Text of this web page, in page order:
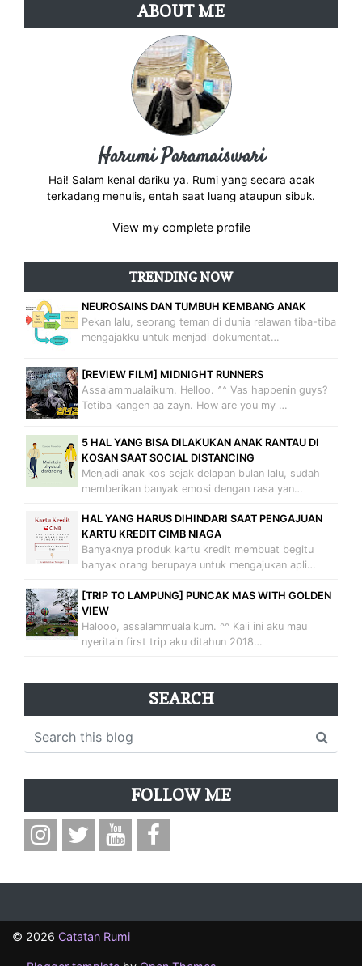
ABOUT ME
Harumi Paramaiswari
Hai! Salam kenal dariku ya. Rumi yang secara acak
terkadang menulis, entah saat luang ataupun sibuk.
View my complete profile
TRENDING NOW
NEUROSAINS DAN TUMBUH KEMBANG ANAK
Pekan lalu, seorang teman di dunia relawan tiba-tiba
mengajakku untuk menjadi dokumentat…
[REVIEW FILM] MIDNIGHT RUNNERS
Assalammualaikum. Helloo. ^^ Vas happenin guys?
Tetiba kangen aa zayn. How are you my …
5 HAL YANG BISA DILAKUKAN ANAK RANTAU DI
KOSAN SAAT SOCIAL DISTANCING
Menjadi anak kos sejak delapan bulan lalu, sudah
memberikan banyak emosi dengan rasa yan…
HAL YANG HARUS DIHINDARI SAAT PENGAJUAN
KARTU KREDIT CIMB NIAGA
Banyaknya produk kartu kredit membuat begitu
banyak orang berupaya untuk mengajukan apli…
[TRIP TO LAMPUNG] PUNCAK MAS WITH GOLDEN
VIEW
Halooo, assalammualaikum. ^^ Kali ini aku mau
nyeritain first trip aku ditahun 2018…
SEARCH
FOLLOW ME
© 2026 Catatan Rumi